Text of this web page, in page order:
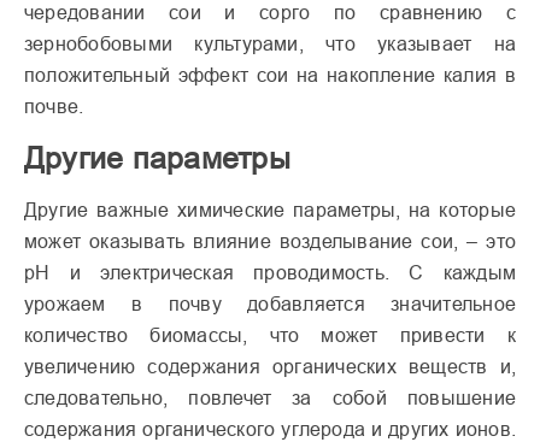
чередовании сои и сорго по сравнению с
зернобобовыми культурами, что указывает на
положительный эффект сои на накопление калия в
почве.
Другие параметры
Другие важные химические параметры, на которые
может оказывать влияние возделывание сои, – это
рН и электрическая проводимость. С каждым
урожаем в почву добавляется значительное
количество биомассы, что может привести к
увеличению содержания органических веществ и,
следовательно, повлечет за собой повышение
содержания органического углерода и других ионов.